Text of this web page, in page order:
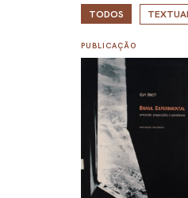
TODOS
PUBLICAÇÃO